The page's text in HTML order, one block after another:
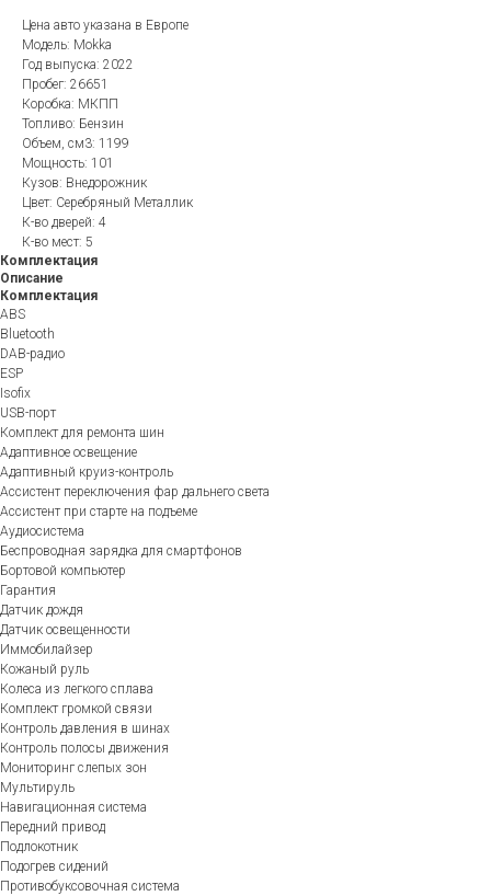
Цена авто указана в Европе
Модель: Mokka
Год выпуска: 2022
Пробег: 26651
Коробка: МКПП
Топливо: Бензин
Объем, см3: 1199
Мощность: 101
Кузов: Внедорожник
Цвет: Серебряный Металлик
К-во дверей: 4
К-во мест: 5
Комплектация
Описание
Комплектация
ABS
Bluetooth
DAB-радио
ESP
Isofix
USB-порт
Комплект для ремонта шин
Адаптивное освещение
Адаптивный круиз-контроль
Ассистент переключения фар дальнего света
Ассистент при старте на подъеме
Аудиосистема
Беспроводная зарядка для смартфонов
Бортовой компьютер
Гарантия
Датчик дождя
Датчик освещенности
Иммобилайзер
Кожаный руль
Колеса из легкого сплава
Комплект громкой связи
Контроль давления в шинах
Контроль полосы движения
Мониторинг слепых зон
Мультируль
Навигационная система
Передний привод
Подлокотник
Подогрев сидений
Противобуксовочная система